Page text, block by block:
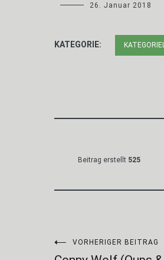
26. Januar 2018
KATEGORIE:
Beitrag erstellt 525
VORHERIGER BEITRAG